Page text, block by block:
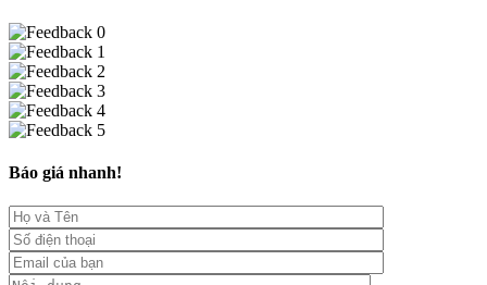
Báo giá nhanh!